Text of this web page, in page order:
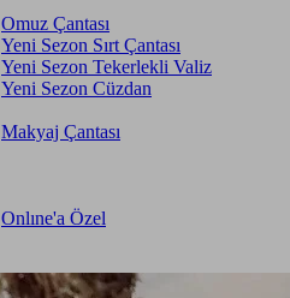
Omuz Çantası
Yeni Sezon Sırt Çantası
Yeni Sezon Tekerlekli Valiz
Yeni Sezon Cüzdan
Makyaj Çantası
Onlıne'a Özel